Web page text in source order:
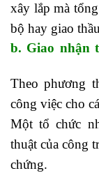
xây lắp mà
bộ hay giao
b. Giao nhận
Theo phương
công việc cho
Một tổ chức
thuật của công
chứng.